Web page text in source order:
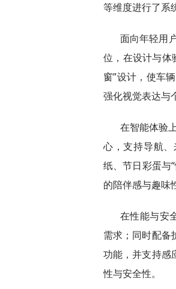
等维度进行了系
面向年轻用
位，在设计与体
窗”设计，使车
强化视觉表达与
在智能体验
心，支持导航
纸、节日彩蛋与
的陪伴感与趣味
在性能与安
需求；同时配备
功能，并支持感
性与安全性。